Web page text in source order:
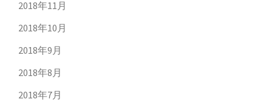
2018年11月
2018年10月
2018年9月
2018年8月
2018年7月